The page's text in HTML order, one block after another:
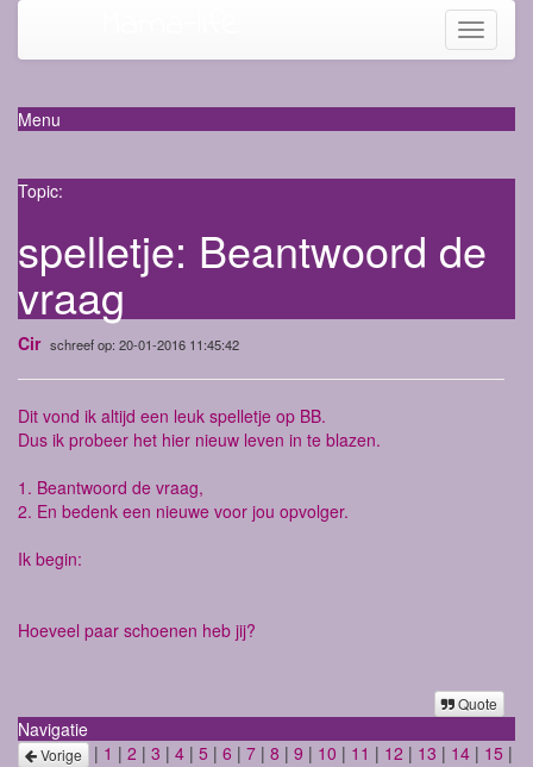
Toggle
Menu
Topic:
spelletje: Beantwoord de
vraag
Cir schreef op: 20-01-2016 11:45:42
Dit vond ik altijd een leuk spelletje op BB.
Dus ik probeer het hier nieuw leven in te blazen.
1. Beantwoord de vraag,
2. En bedenk een nieuwe voor jou opvolger.
Ik begin:
Hoeveel paar schoenen heb jij?
Quote
Navigatie
Vorige | 1 | 2 | 3 | 4 | 5 | 6 | 7 | 8 | 9 | 10 | 11 | 12 | 13 | 14 | 15 |